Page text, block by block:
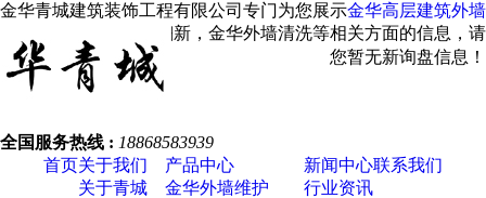
金华青城建筑装饰工程有限公司专门为您展示金华高层建筑外墙
，金华外墙涂料翻新，金华外墙清洗等相关方面的信息，请
您关注我们！
您暂无新询盘信息！
全国服务热线 : 18868583939
首页关于我们
关于青城
产品中心
金华外墙维护
新闻中心
行业资讯
联系我们